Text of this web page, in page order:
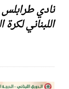
نادي
اللبناني